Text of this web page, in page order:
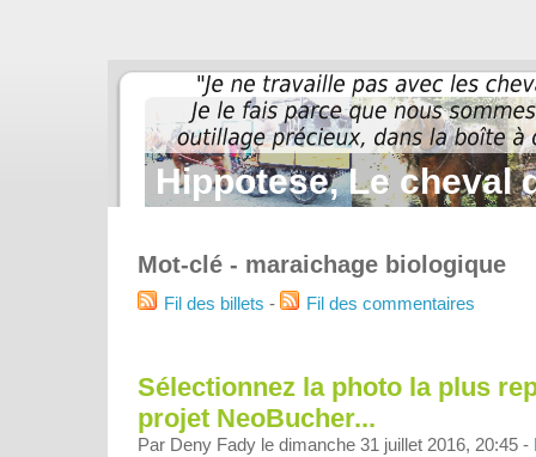
Hippotese, Le cheval
Mot-clé - maraichage biologique
Fil des billets - Fil des commentaires
Sélectionnez la photo la plus
projet NeoBucher...
Par Deny Fady le dimanche 31 juillet 2016, 20:45 -